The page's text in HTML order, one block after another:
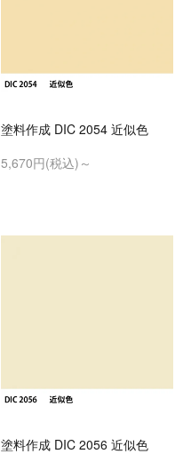
塗料作成 DIC 2054 近似色
5,670円(税込)～
塗料作成 DIC 2056 近似色